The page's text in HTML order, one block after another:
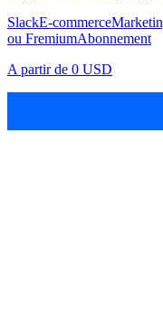
SlackE-commerce
ou FremiumAbonnement
A partir de 0 USD